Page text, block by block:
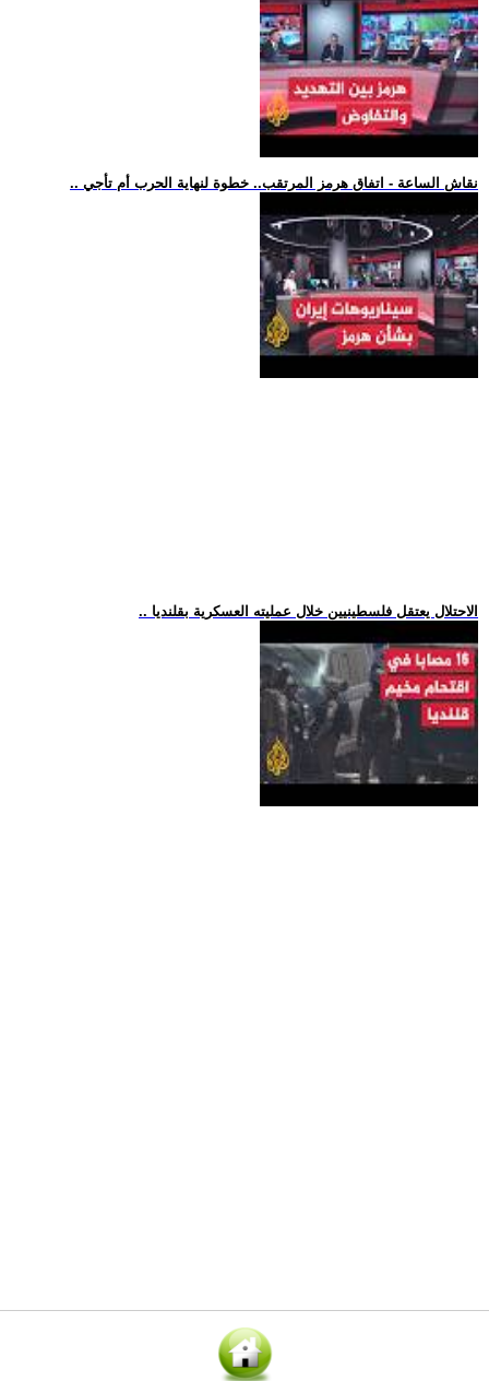
.. نقاش الساعة - اتفاق هرمز المرتقب.. خطوة لنهاية الحرب أم تأجي
.. الاحتلال يعتقل فلسطينيين خلال عمليته العسكرية بقلنديا